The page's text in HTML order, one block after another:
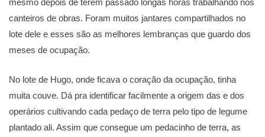
mesmo depois de terem passado longas horas trabalhando nos
canteiros de obras. Foram muitos jantares compartilhados no
lote dele e esses são as melhores lembranças que guardo dos
meses de ocupação.
No lote de Hugo, onde ficava o coração da ocupação, tinha
muita couve. Dá pra identificar facilmente a origem das e dos
operários cultivando cada pedaço de terra pelo tipo de legume
plantado ali. Assim que consegue um pedacinho de terra, as